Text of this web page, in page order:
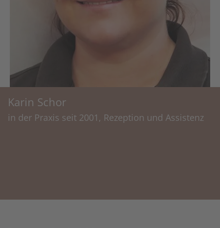
Karin Schor
in der Praxis seit 2001, Rezeption und Assistenz